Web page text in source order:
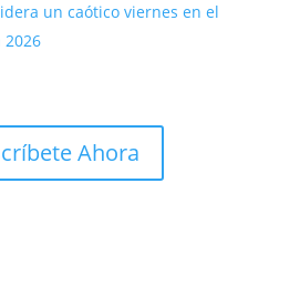
un caótico viernes en el
2026
Ahora